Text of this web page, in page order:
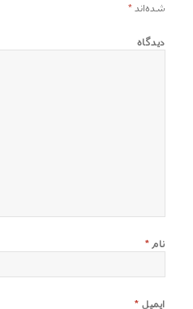
شده‌اند*
دیدگاه
نام *
ایمیل *